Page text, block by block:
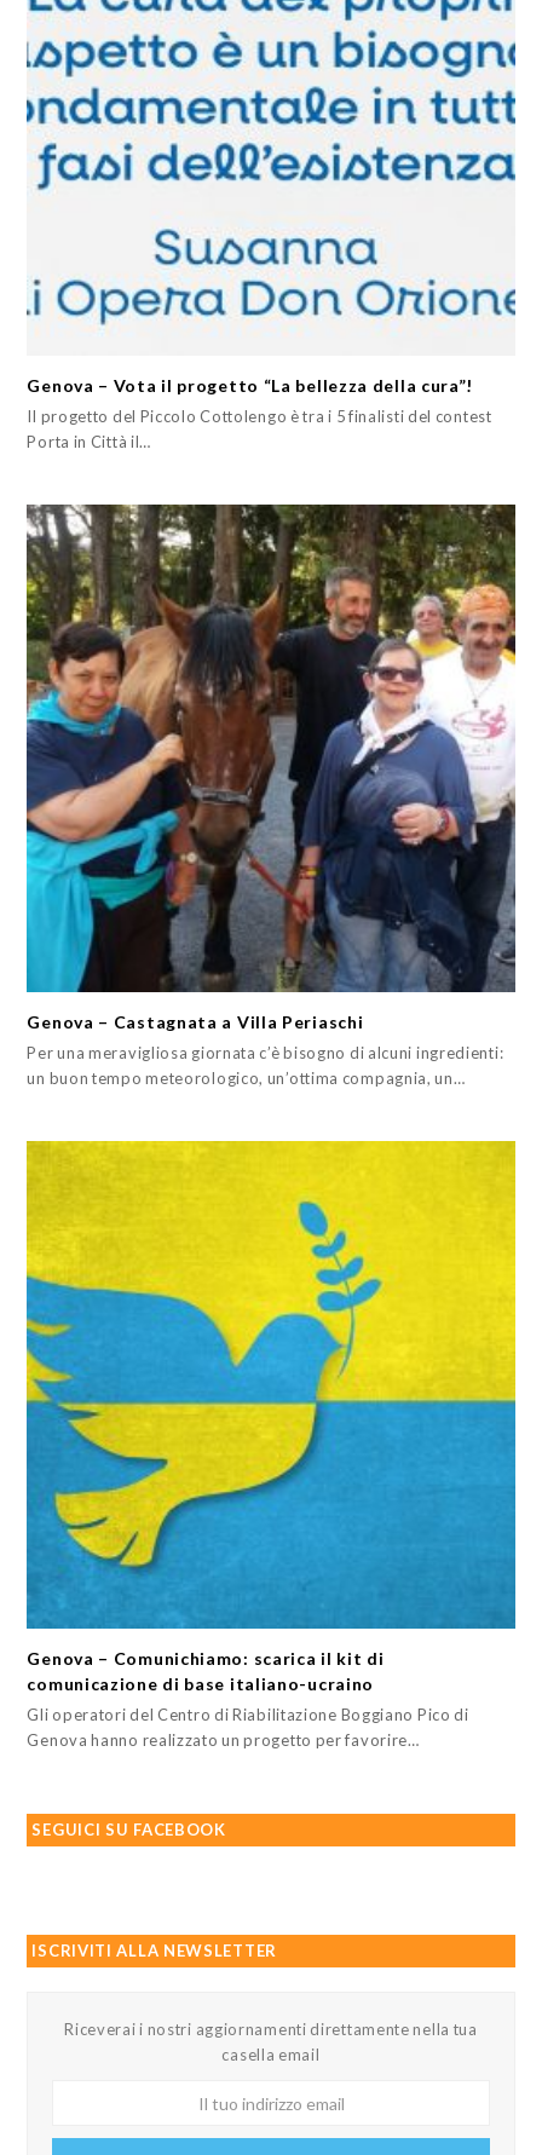
Genova – Vota il progetto “La bellezza della cura”!
Il progetto del Piccolo Cottolengo è tra i 5 finalisti del contest
Porta in Città il…
Genova – Castagnata a Villa Periaschi
Per una meravigliosa giornata c’è bisogno di alcuni ingredienti:
un buon tempo meteorologico, un’ottima compagnia, un…
Genova – Comunichiamo: scarica il kit di
comunicazione di base italiano-ucraino
Gli operatori del Centro di Riabilitazione Boggiano Pico di
Genova hanno realizzato un progetto per favorire…
SEGUICI SU FACEBOOK
ISCRIVITI ALLA NEWSLETTER
Riceverai i nostri aggiornamenti direttamente nella tua
casella email